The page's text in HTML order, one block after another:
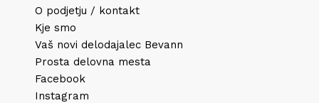
O podjetju / kontakt
Kje smo
Vaš novi delodajalec Bevann
Prosta delovna mesta
Facebook
Instagram